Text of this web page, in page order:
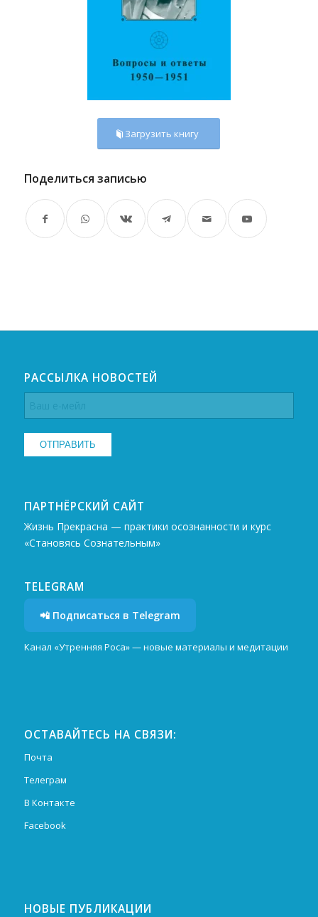
Загрузить книгу
Поделиться записью
РАССЫЛКА НОВОСТЕЙ
ПАРТНЁРСКИЙ САЙТ
Жизнь Прекрасна — практики осознанности и курс
«Становясь Сознательным»
TELEGRAM
📲 Подписаться в Telegram
Канал «Утренняя Роса» — новые материалы и медитации
ОСТАВАЙТЕСЬ НА СВЯЗИ:
Почта
Телеграм
В Контакте
Facebook
НОВЫЕ ПУБЛИКАЦИИ